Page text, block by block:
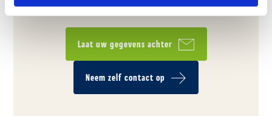
Laat uw gegevens achter
Neem zelf contact op